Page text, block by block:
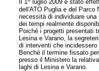
Il 1
luglio 2009 è stato
dell'ATO Puglia e del Parco
necessità di individuare
dei tempi realmente
Poiché i progetti presentati
Lesina e Varano, la
di interventi che
Benché il termine fissato
presso il Ministero la
laghi di Lesina e Varano.